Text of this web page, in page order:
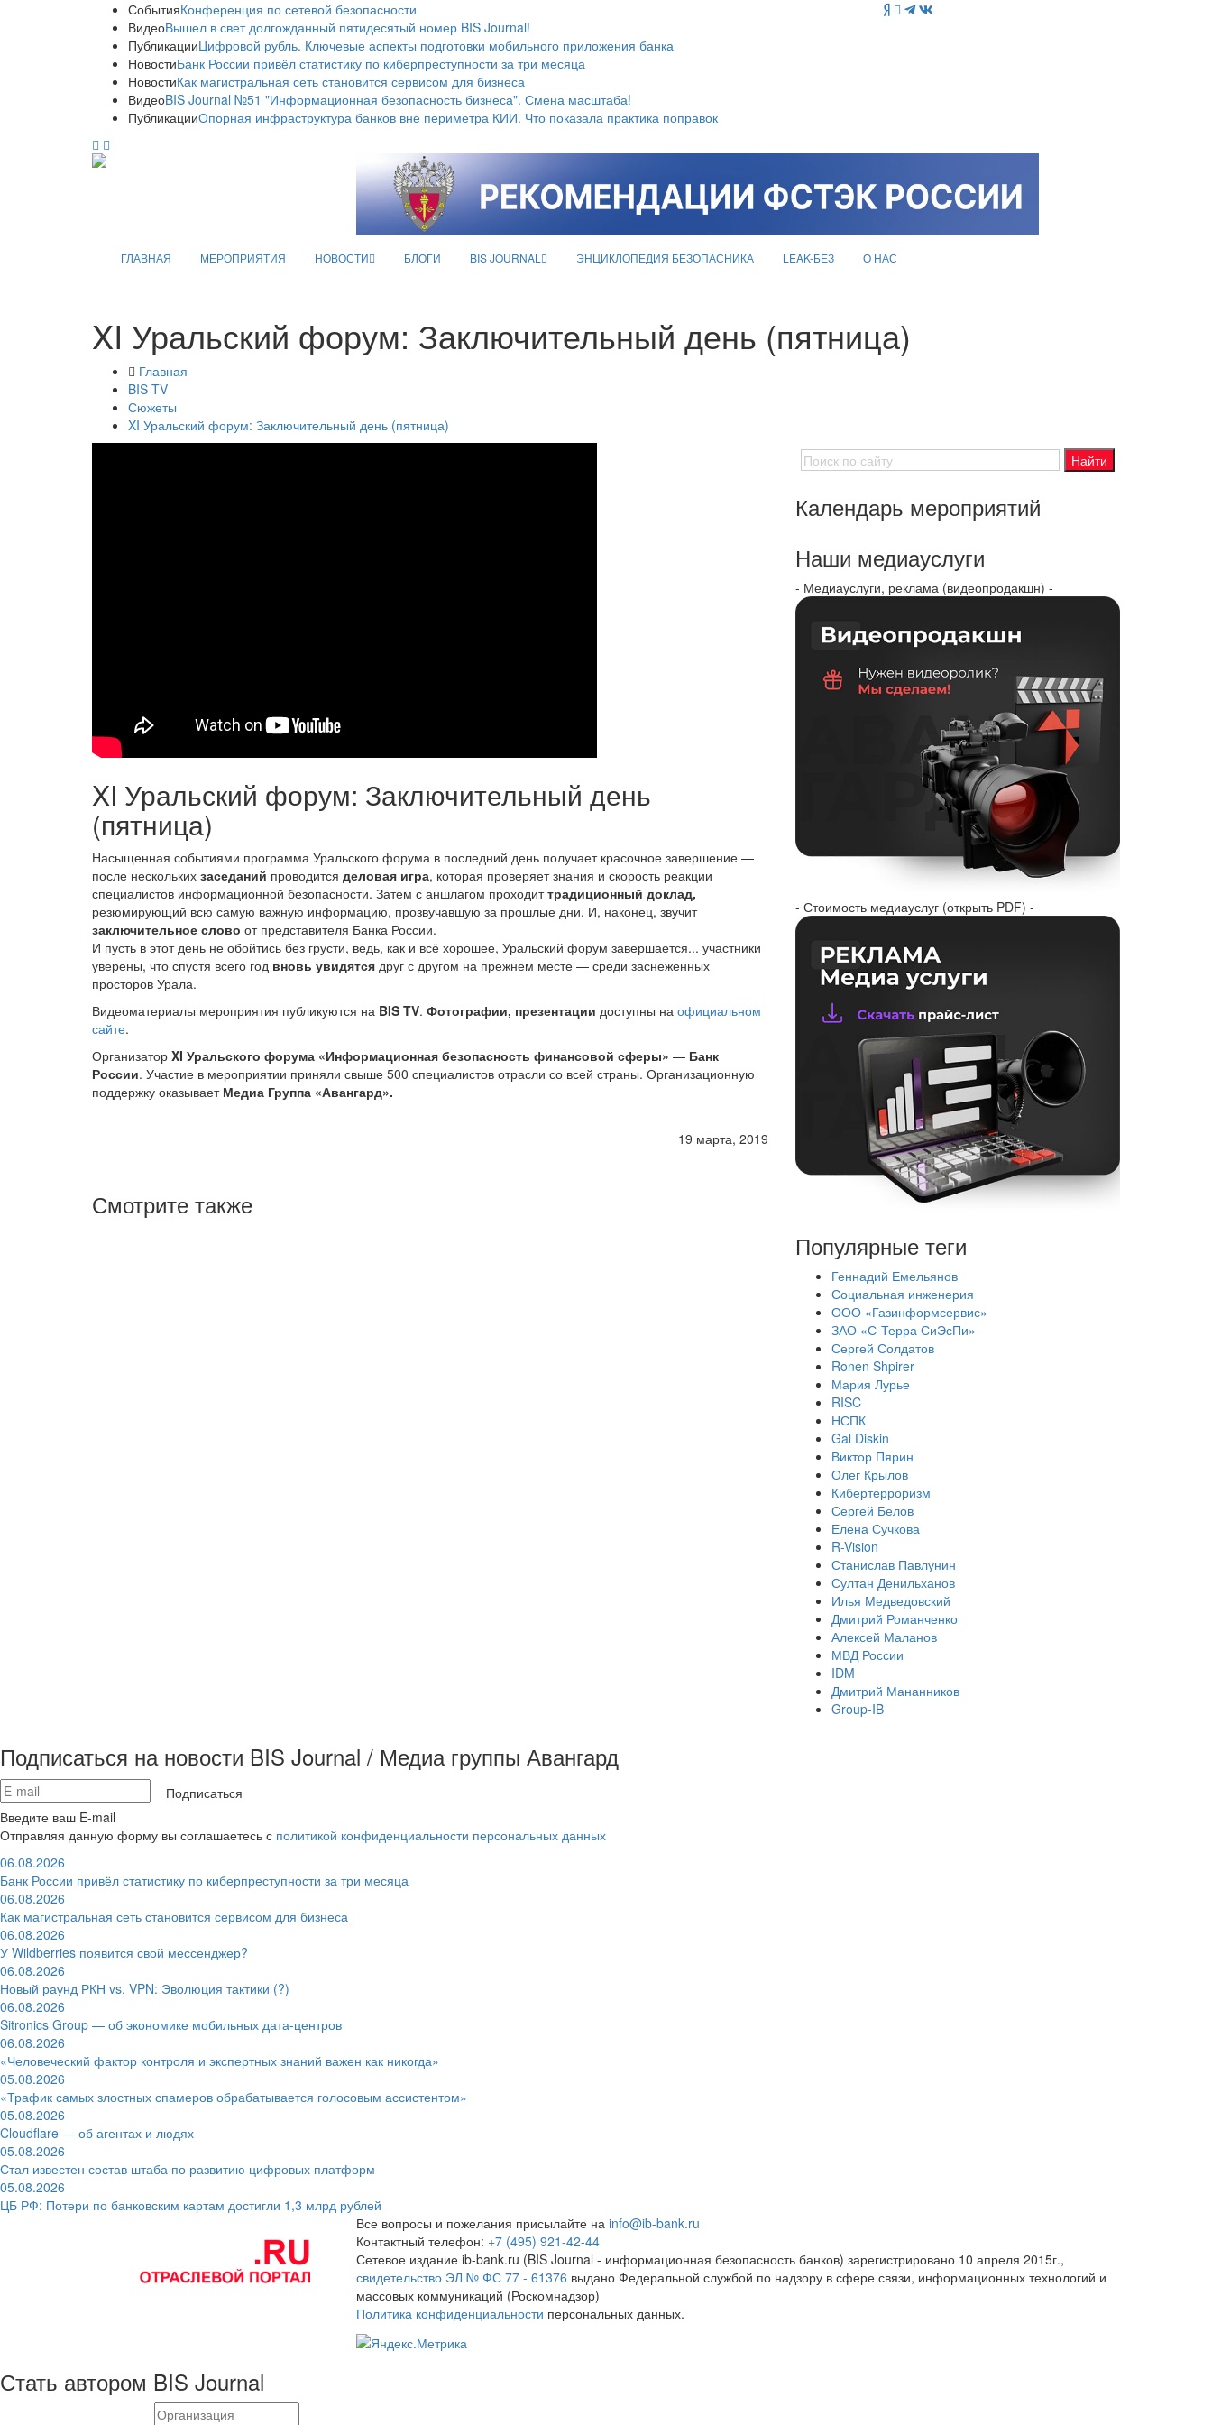
СобытияКонференция по сетевой безопасности
ВидеоВышел в свет долгожданный пятидесятый номер BIS Journal!
ПубликацииЦифровой рубль. Ключевые аспекты подготовки мобильного приложения банка
НовостиБанк России привёл статистику по киберпреступности за три месяца
НовостиКак магистральная сеть становится сервисом для бизнеса
ВидеоBIS Journal №51 "Информационная безопасность бизнеса". Смена масштаба!
ПубликацииОпорная инфраструктура банков вне периметра КИИ. Что показала практика поправок
ГЛАВНАЯ МЕРОПРИЯТИЯ НОВОСТИ БЛОГИ BIS JOURNAL ЭНЦИКЛОПЕДИЯ БЕЗОПАСНИКА LEAK-БЕЗ О НАС
XI Уральский форум: Заключительный день (пятница)
Главная
BIS TV
Сюжеты
XI Уральский форум: Заключительный день (пятница)
XI Уральский форум: Заключительный день
(пятница)
Насыщенная событиями программа Уральского форума в последний день получает красочное завершение —
после нескольких заседаний проводится деловая игра, которая проверяет знания и скорость реакции
специалистов информационной безопасности. Затем с аншлагом проходиттрадиционный доклад,
резюмирующий всю самую важную информацию, прозвучавшую за прошлые дни. И, наконец, звучит
заключительное слово от представителя Банка России.
И пусть в этот день не обойтись без грусти, ведь, как и всё хорошее, Уральский форум завершается... участники
уверены, что спустя всего год вновь увидятся друг с другом на прежнем месте — среди заснеженных
просторов Урала.
Видеоматериалы мероприятия публикуются на BIS TV. Фотографии, презентации доступны на официальном
сайте.
Организатор XI Уральского форума «Информационная безопасность финансовой сферы» — Банк
России. Участие в мероприятии приняли свыше 500 специалистов отрасли со всей страны. Организационную
поддержку оказывает Медиа Группа «Авангард».
19 марта, 2019
Смотрите также
Календарь мероприятий
Наши медиауслуги
- Медиауслуги, реклама (видеопродакшн) -
- Стоимость медиауслуг (открыть PDF) -
Популярные теги
Геннадий Емельянов
Социальная инженерия
ООО «Газинформсервис»
ЗАО «С-Терра СиЭсПи»
Сергей Солдатов
Ronen Shpirer
Мария Лурье
RISC
НСПК
Gal Diskin
Виктор Пярин
Олег Крылов
Кибертерроризм
Сергей Белов
Елена Сучкова
R-Vision
Станислав Павлунин
Султан Денильханов
Илья Медведовский
Дмитрий Романченко
Алексей Маланов
МВД России
IDM
Дмитрий Мананников
Group-IB
Подписаться на новости BIS Journal / Медиа группы Авангард
Подписаться
Введите ваш E-mail
Отправляя данную форму вы соглашаетесь с политикой конфиденциальности персональных данных
06.08.2026
Банк России привёл статистику по киберпреступности за три месяца
06.08.2026
Как магистральная сеть становится сервисом для бизнеса
06.08.2026
У Wildberries появится свой мессенджер?
06.08.2026
Новый раунд РКН vs. VPN: Эволюция тактики (?)
06.08.2026
Sitronics Group — об экономике мобильных дата-центров
06.08.2026
«Человеческий фактор контроля и экспертных знаний важен как никогда»
05.08.2026
«Трафик самых злостных спамеров обрабатывается голосовым ассистентом»
05.08.2026
Cloudflare — об агентах и людях
05.08.2026
Стал известен состав штаба по развитию цифровых платформ
05.08.2026
ЦБ РФ: Потери по банковским картам достигли 1,3 млрд рублей
Все вопросы и пожелания присылайте на info@ib-bank.ru
Контактный телефон: +7 (495) 921-42-44
Сетевое издание ib-bank.ru (BIS Journal - информационная безопасность банков) зарегистрировано 10 апреля 2015г.,
свидетельство ЭЛ № ФС 77 - 61376 выдано Федеральной службой по надзору в сфере связи, информационных технологий и
массовых коммуникаций (Роскомнадзор)
Политика конфиденциальности персональных данных.
Стать автором BIS Journal